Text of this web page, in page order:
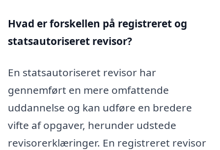
Hvad er forskellen på registreret og
statsautoriseret revisor?
En statsautoriseret revisor har
gennemført en mere omfattende
uddannelse og kan udføre en bredere
vifte af opgaver, herunder udstede
revisorerklæringer. En registreret revisor